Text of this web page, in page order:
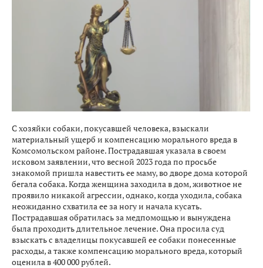
С хозяйки собаки, покусавшей человека, взыскали
материальный ущерб и компенсацию морального вреда в
Комсомольском районе. Пострадавшая указала в своем
исковом заявлении, что весной 2023 года по просьбе
знакомой пришла навестить ее маму, во дворе дома которой
бегала собака. Когда женщина заходила в дом, животное не
проявило никакой агрессии, однако, когда уходила, собака
неожиданно схватила ее за ногу и начала кусать.
Пострадавшая обратилась за медпомощью и вынуждена
была проходить длительное лечение. Она просила суд
взыскать с владелицы покусавшей ее собаки понесенные
расходы, а также компенсацию морального вреда, который
оценила в 400 000 рублей.